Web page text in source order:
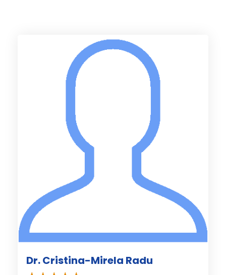
Dr. Cristina-Mirela Radu